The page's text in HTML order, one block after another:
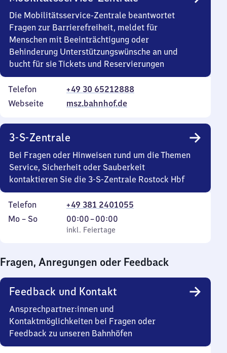
Die Mobilitätsservice-Zentrale beantwortet
Fragen zur Barrierefreiheit, meldet für
Menschen mit Beeinträchtigung oder
Behinderung Unterstützungswünsche an und
bucht für sie Tickets und Reservierungen
Telefon
+49 30 65212888
Webseite
msz.bahnhof.de
3-S-Zentrale
Bei Fragen oder Hinweisen rund um die Themen
Service, Sicherheit oder Sauberkeit
kontaktieren Sie die 3-S-Zentrale Rostock Hbf
Telefon
+49 381 2401055
Montag
Mo – So,
inkl. Feiertage
00:00–00:00
Von
0
0
Uhr
inkl. Feiertage
Fragen, Anregungen oder Feedback
Feedback und Kontakt
Ansprechpartner:innen und
Kontaktmöglichkeiten bei Fragen oder
Feedback zu unseren Bahnhöfen